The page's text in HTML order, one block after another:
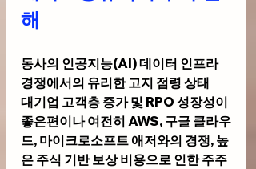
해
동사의 인공지능(AI) 데이터 인프라
경쟁에서의 유리한 고지 점령 상태
대기업 고객층 증가 및 RPO 성장성이
좋은편이나 여전히 AWS, 구글 클라우
드, 마이크로소프트 애저와의 경쟁, 높
은 주식 기반 보상 비용으로 인한 주주